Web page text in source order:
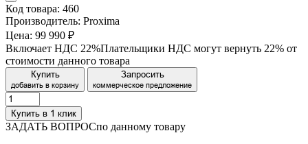
Код товара: 460
Производитель: Proxima
Цена: 99 990 ₽
Включает НДС 22%Плательщики НДС могут вернуть 22% от
стоимости данного товара
Купить
добавить в корзину
Запросить
коммерческое предложение
Купить в 1 клик
ЗАДАТЬ ВОПРОСпо данному товару